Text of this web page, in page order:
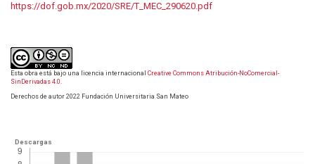
https://dof.gob.mx/2020/SRE/T_MEC_290620.pdf
Esta obra está bajo una licencia internacional Creative Commons Atribución-NoComercial-
SinDerivadas 4.0.
Derechos de autor 2022 Fundación Universitaria San Mateo
Descargas